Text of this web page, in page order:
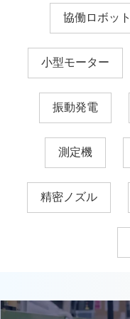
協働ロボット
小型モーター
振動発電
測定機
精密ノズル